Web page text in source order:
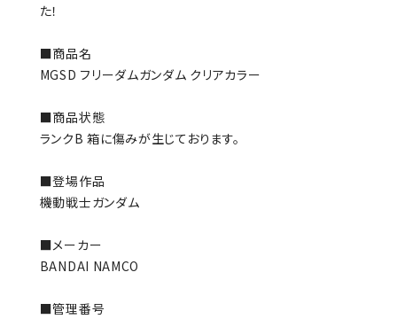
た！
■商品名
MGSD フリーダムガンダム クリアカラー
■商品状態
ランクB 箱に傷みが生じております。
■登場作品
機動戦士ガンダム
■メーカー
BANDAI NAMCO
■管理番号